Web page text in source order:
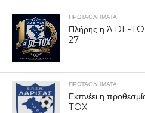
ΠΡΩΤΑΘΛΉΜΑΤΑ
Πλήρης η Ά DE-
27
ΠΡΩΤΑΘΛΉΜΑΤΑ
Εκπνέει η
TOX